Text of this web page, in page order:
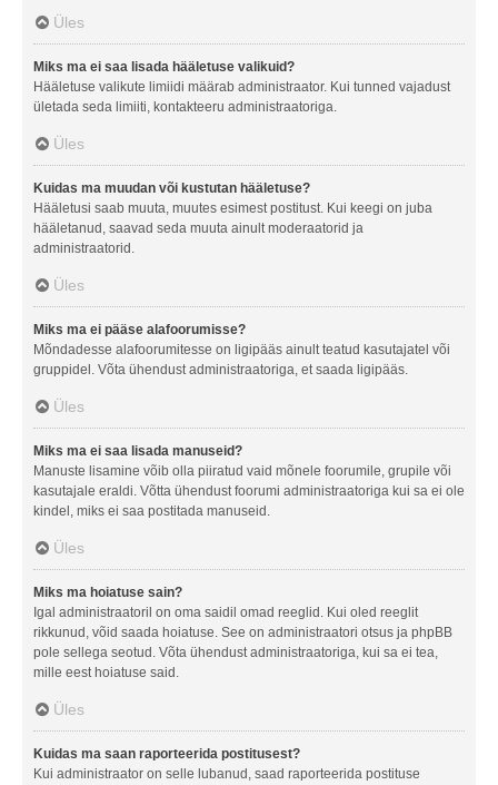
Üles
Miks ma ei saa lisada hääletuse valikuid?
Hääletuse valikute limiidi määrab administraator. Kui tunned vajadust
ületada seda limiiti, kontakteeru administraatoriga.
Üles
Kuidas ma muudan või kustutan hääletuse?
Hääletusi saab muuta, muutes esimest postitust. Kui keegi on juba
hääletanud, saavad seda muuta ainult moderaatorid ja
administraatorid.
Üles
Miks ma ei pääse alafoorumisse?
Mõndadesse alafoorumitesse on ligipääs ainult teatud kasutajatel või
gruppidel. Võta ühendust administraatoriga, et saada ligipääs.
Üles
Miks ma ei saa lisada manuseid?
Manuste lisamine võib olla piiratud vaid mõnele foorumile, grupile või
kasutajale eraldi. Võtta ühendust foorumi administraatoriga kui sa ei ole
kindel, miks ei saa postitada manuseid.
Üles
Miks ma hoiatuse sain?
Igal administraatoril on oma saidil omad reeglid. Kui oled reeglit
rikkunud, võid saada hoiatuse. See on administraatori otsus ja phpBB
pole sellega seotud. Võta ühendust administraatoriga, kui sa ei tea,
mille eest hoiatuse said.
Üles
Kuidas ma saan raporteerida postitusest?
Kui administraator on selle lubanud, saad raporteerida postituse